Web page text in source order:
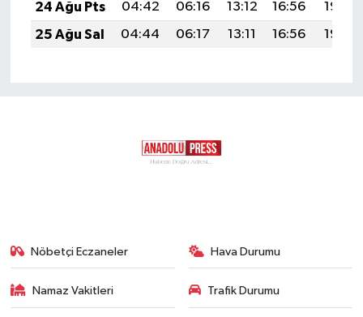
24 Ağu Pts
04:42 06:16 13:12 16:56
19:58
25 Ağu Sal
04:44 06:17 13:11 16:56 19:56
Nöbetçi Eczaneler Hava Durumu
Namaz Vakitleri Trafik Durumu